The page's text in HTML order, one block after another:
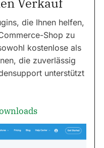
die Ihnen helfen,
Shop zu
kostenlose als
die zuverlässig
unterstützt